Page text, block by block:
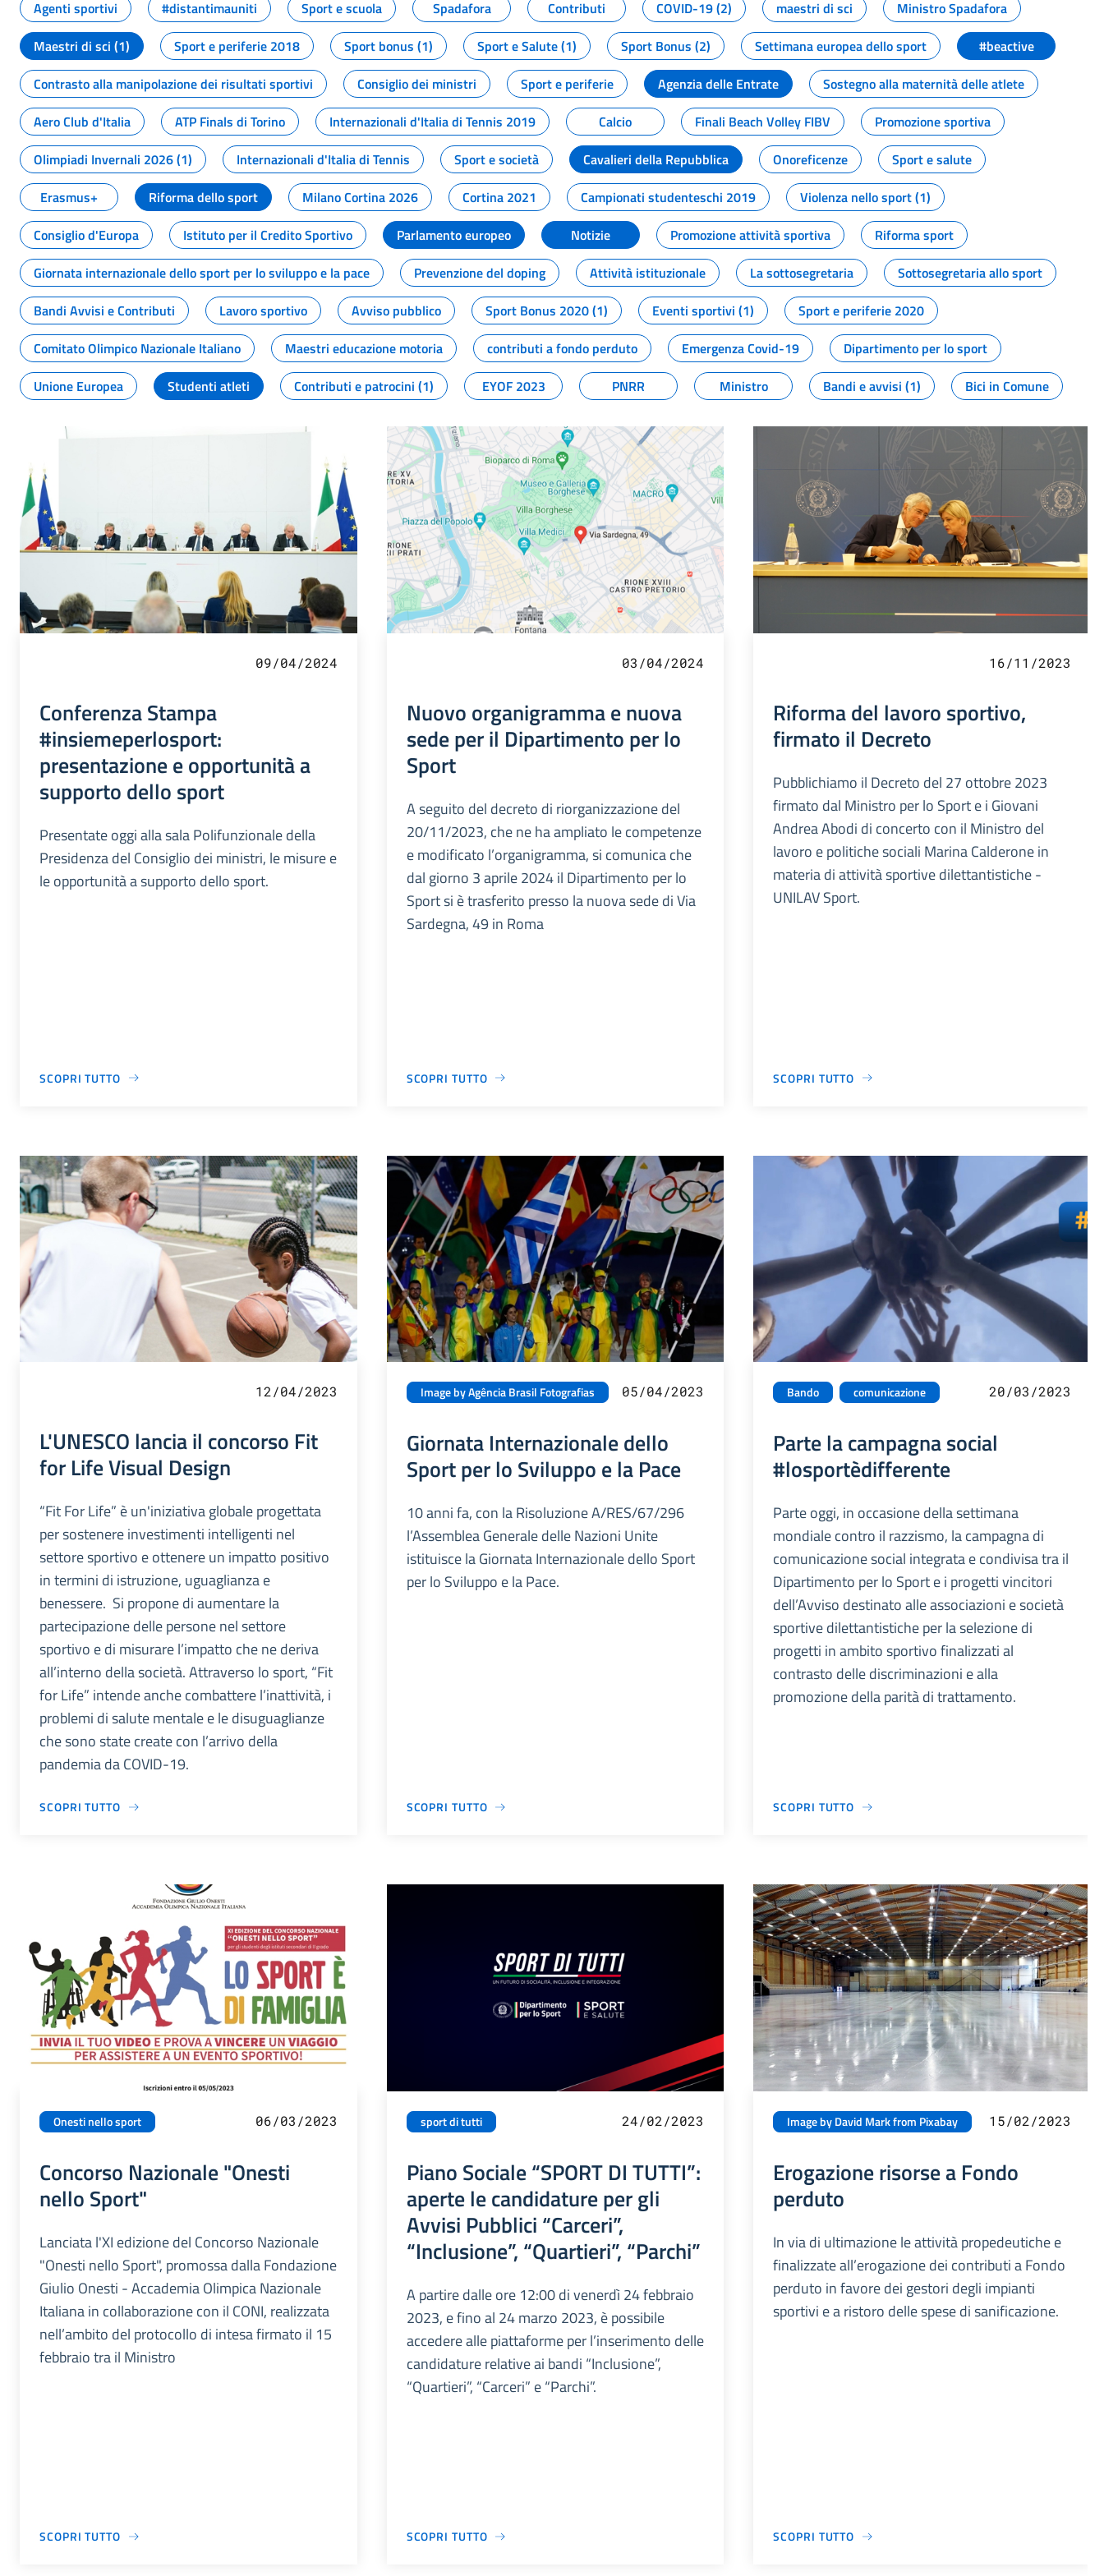
Agenti sportivi
#distantimauniti Sport e scuola Spadafora Contributi COVID-19 (2) maestri di sci
Ministro Spadafora
Maestri di sci (1)
Sport e periferie 2018 Sport bonus (1) Sport e Salute (1) Sport Bonus (2) Settimana europea dello sport
#beactive
Contrasto alla manipolazione dei risultati sportivi
Consiglio dei ministri Sport e periferie Agenzia delle Entrate
Sostegno alla maternità delle atlete
Aero Club d'Italia
ATP Finals di Torino Internazionali d'Italia di Tennis 2019 Calcio Finali Beach Volley FIBV
Promozione sportiva
Olimpiadi Invernali 2026 (1)
Internazionali d'Italia di Tennis Sport e società Cavalieri della Repubblica Onoreficenze
Sport e salute
Erasmus+
Riforma dello sport Milano Cortina 2026 Cortina 2021 Campionati studenteschi 2019
Violenza nello sport (1)
Consiglio d'Europa
Istituto per il Credito Sportivo Parlamento europeo Notizie Promozione attività sportiva
Riforma sport
Giornata internazionale dello sport per lo sviluppo e la pace
Prevenzione del doping Attività istituzionale La sottosegretaria
Sottosegretaria allo sport
Bandi Avvisi e Contributi
Lavoro sportivo Avviso pubblico Sport Bonus 2020 (1) Eventi sportivi (1)
Sport e periferie 2020
Comitato Olimpico Nazionale Italiano
Maestri educazione motoria contributi a fondo perduto Emergenza Covid-19
Dipartimento per lo sport
Unione Europea
Studenti atleti Contributi e patrocini (1) EYOF 2023 PNRR Ministro Bandi e avvisi (1) Bici in Comune
09/04/2024
Conferenza Stampa
#insiemeperlosport:
presentazione e opportunità a
supporto dello sport
Presentate oggi alla sala Polifunzionale della
Presidenza del Consiglio dei ministri, le misure e
le opportunità a supporto dello sport.
SCOPRI TUTTO
03/04/2024
Nuovo organigramma e nuova
sede per il Dipartimento per lo
Sport
A seguito del decreto di riorganizzazione del
20/11/2023, che ne ha ampliato le competenze
e modificato l’organigramma, si comunica che
dal giorno 3 aprile 2024 il Dipartimento per lo
Sport si è trasferito presso la nuova sede di Via
Sardegna, 49 in Roma
SCOPRI TUTTO
16/11/2023
Riforma del lavoro sportivo,
firmato il Decreto
Pubblichiamo il Decreto del 27 ottobre 2023
firmato dal Ministro per lo Sport e i Giovani
Andrea Abodi di concerto con il Ministro del
lavoro e politiche sociali Marina Calderone in
materia di attività sportive dilettantistiche -
UNILAV Sport.
SCOPRI TUTTO
12/04/2023
L'UNESCO lancia il concorso Fit
for Life Visual Design
“Fit For Life” è un'iniziativa globale progettata
per sostenere investimenti intelligenti nel
settore sportivo e ottenere un impatto positivo
in termini di istruzione, uguaglianza e
benessere. Si propone di aumentare la
partecipazione delle persone nel settore
sportivo e di misurare l’impatto che ne deriva
all’interno della società. Attraverso lo sport, “Fit
for Life” intende anche combattere l’inattività, i
problemi di salute mentale e le disuguaglianze
che sono state create con l’arrivo della
pandemia da COVID-19.
SCOPRI TUTTO
Image by Agência Brasil Fotografias 05/04/2023
Giornata Internazionale dello
Sport per lo Sviluppo e la Pace
10 anni fa, con la Risoluzione A/RES/67/296
l’Assemblea Generale delle Nazioni Unite
istituisce la Giornata Internazionale dello Sport
per lo Sviluppo e la Pace.
SCOPRI TUTTO
Bando comunicazione 20/03/2023
Parte la campagna social
#losportèdifferente
Parte oggi, in occasione della settimana
mondiale contro il razzismo, la campagna di
comunicazione social integrata e condivisa tra il
Dipartimento per lo Sport e i progetti vincitori
dell’Avviso destinato alle associazioni e società
sportive dilettantistiche per la selezione di
progetti in ambito sportivo finalizzati al
contrasto delle discriminazioni e alla
promozione della parità di trattamento.
SCOPRI TUTTO
Onesti nello sport 06/03/2023
Concorso Nazionale "Onesti
nello Sport"
Lanciata l'XI edizione del Concorso Nazionale
"Onesti nello Sport", promossa dalla Fondazione
Giulio Onesti - Accademia Olimpica Nazionale
Italiana in collaborazione con il CONI, realizzata
nell’ambito del protocollo di intesa firmato il 15
febbraio tra il Ministro
SCOPRI TUTTO
sport di tutti 24/02/2023
Piano Sociale “SPORT DI TUTTI”:
aperte le candidature per gli
Avvisi Pubblici “Carceri”,
“Inclusione”, “Quartieri”, “Parchi”
A partire dalle ore 12:00 di venerdì 24 febbraio
2023, e fino al 24 marzo 2023, è possibile
accedere alle piattaforme per l’inserimento delle
candidature relative ai bandi “Inclusione”,
“Quartieri”, “Carceri” e “Parchi”.
SCOPRI TUTTO
Image by David Mark from Pixabay 15/02/2023
Erogazione risorse a Fondo
perduto
In via di ultimazione le attività propedeutiche e
finalizzate all’erogazione dei contributi a Fondo
perduto in favore dei gestori degli impianti
sportivi e a ristoro delle spese di sanificazione.
SCOPRI TUTTO